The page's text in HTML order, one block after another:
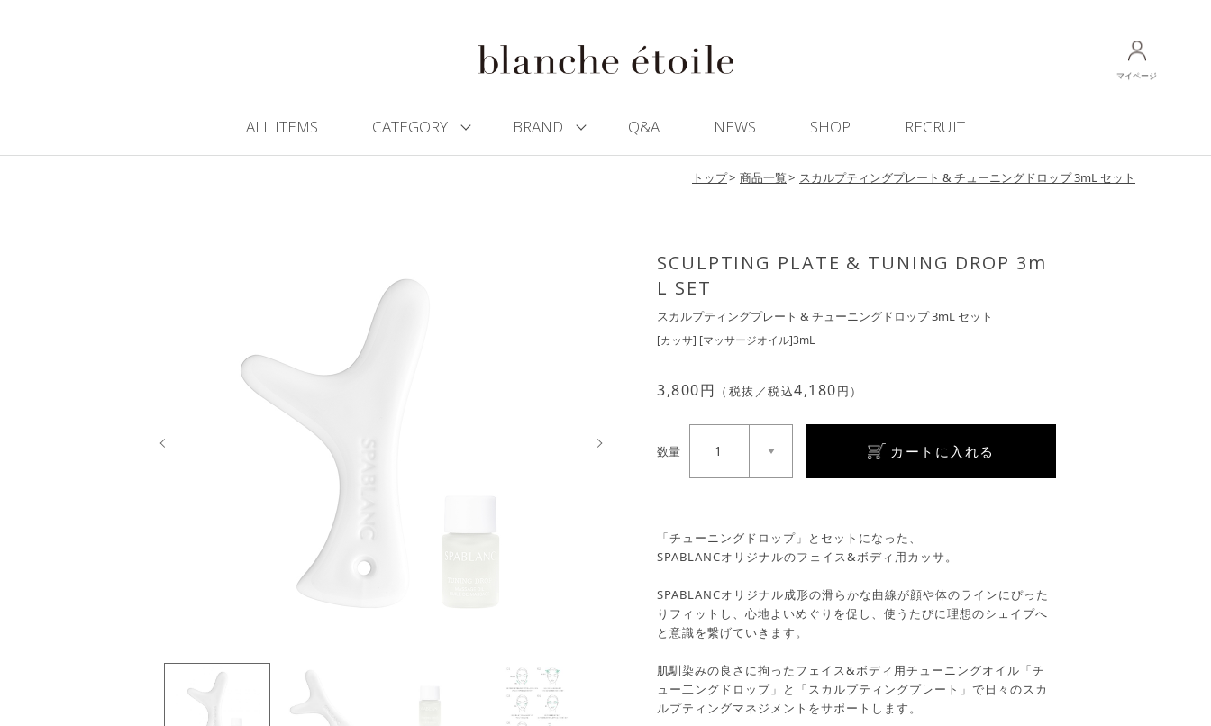
マイページ
ALL ITEMS CATEGORY BRAND Q&A NEWS SHOP RECRUIT
トップ 商品一覧 スカルプティングプレート & チューニングドロップ 3mL セット
SCULPTING PLATE & TUNING DROP 3m
L SET
スカルプティングプレート & チューニングドロップ 3mL セット
[カッサ] [マッサージオイル]3mL
3,800円 （税抜／税込4,180円）
数量 1 カートに入れる
「チューニングドロップ」とセットになった、
SPABLANCオリジナルのフェイス&ボディ用カッサ。
SPABLANCオリジナル成形の滑らかな曲線が顔や体のラインにぴった
りフィットし、心地よいめぐりを促し、使うたびに理想のシェイプへ
と意識を繋げていきます。
肌馴染みの良さに拘ったフェイス&ボディ用チューニングオイル「チ
ュー二ングドロップ」と「スカルプティングプレート」で日々のスカ
ルプティングマネジメントをサポートします。